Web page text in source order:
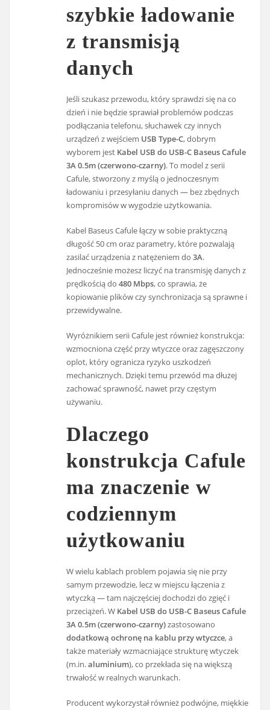
szybkie ładowanie
z transmisją
danych
Jeśli szukasz przewodu, który sprawdzi się na co
dzień i nie będzie sprawiał problemów podczas
podłączania telefonu, słuchawek czy innych
urządzeń z wejściem USB Type-C, dobrym
wyborem jest Kabel USB do USB-C Baseus Cafule
3A 0.5m (czerwono-czarny). To model z serii
Cafule, stworzony z myślą o jednoczesnym
ładowaniu i przesyłaniu danych — bez zbędnych
kompromisów w wygodzie użytkowania.
Kabel Baseus Cafule łączy w sobie praktyczną
długość 50 cm oraz parametry, które pozwalają
zasilać urządzenia z natężeniem do3A.
Jednocześnie możesz liczyć na transmisję danych z
prędkością do480 Mbps, co sprawia, że
kopiowanie plików czy synchronizacja są sprawne i
przewidywalne.
Wyróżnikiem serii Cafule jest również konstrukcja:
wzmocniona część przy wtyczce oraz zagęszczony
oplot, który ogranicza ryzyko uszkodzeń
mechanicznych. Dzięki temu przewód ma dłużej
zachować sprawność, nawet przy częstym
używaniu.
Dlaczego
konstrukcja Cafule
ma znaczenie w
codziennym
użytkowaniu
W wielu kablach problem pojawia się nie przy
samym przewodzie, lecz w miejscu łączenia z
wtyczką — tam najczęściej dochodzi do zgięć i
przeciążeń. W Kabel USB do USB-C Baseus Cafule
3A 0.5m (czerwono-czarny)zastosowano
dodatkową ochronę na kablu przy wtyczce, a
także materiały wzmacniające strukturę wtyczek
(m.in.aluminium), co przekłada się na większą
trwałość w realnych warunkach.
Producent wykorzystał również podwójne, miękkie